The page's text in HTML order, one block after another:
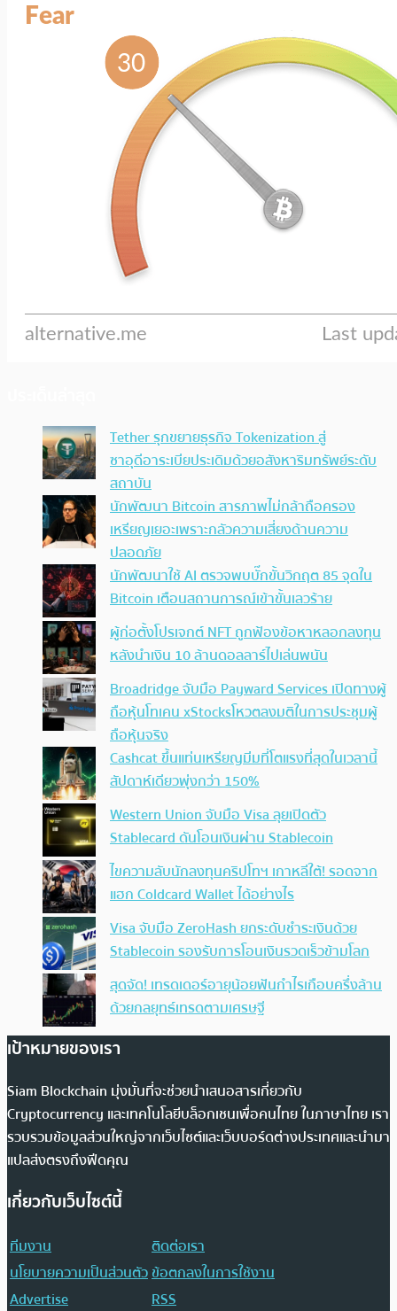
Tether รุกขยายธุรกิจ Tokenization สู่
ซาอุดีอาระเบียประเดิมด้วยอสังหาริมทรัพย์ระดับ
สถาบัน
นักพัฒนา Bitcoin สารภาพไม่กล้าถือครอง
เหรียญเยอะเพราะกลัวความเสี่ยงด้านความ
ปลอดภัย
นักพัฒนาใช้ AI ตรวจพบบั๊กขั้นวิกฤต 85 จุดใน
Bitcoin เตือนสถานการณ์เข้าขั้นเลวร้าย
ผู้ก่อตั้งโปรเจกต์ NFT ถูกฟ้องข้อหาหลอกลงทุน
หลังนำเงิน 10 ล้านดอลลาร์ไปเล่นพนัน
Broadridge จับมือ Payward Services เปิดทางผู้
ถือหุ้นโทเคน xStocksโหวตลงมติในการประชุมผู้
ถือหุ้นจริง
Cashcat ขึ้นแท่นเหรียญมีมที่โตแรงที่สุดในเวลานี้
สัปดาห์เดียวพุ่งกว่า 150%
Western Union จับมือ Visa ลุยเปิดตัว
Stablecard ดันโอนเงินผ่าน Stablecoin
ไขความลับนักลงทุนคริปโทฯ เกาหลีใต้! รอดจาก
แฮก Coldcard Wallet ได้อย่างไร
Visa จับมือ ZeroHash ยกระดับชำระเงินด้วย
Stablecoin รองรับการโอนเงินรวดเร็วข้ามโลก
สุดจัด! เทรดเดอร์อายุน้อยฟันกำไรเกือบครึ่งล้าน
ด้วยกลยุทธ์เทรดตามเศรษฐี
เป้าหมายของเรา
Siam Blockchain มุ่งมั่นที่จะช่วยนำเสนอสารเกี่ยวกับ
Cryptocurrency และเทคโนโลยีบล็อกเชนเพื่อคนไทย ในภาษาไทย เรา
รวบรวมข้อมูลส่วนใหญ่จากเว็บไซต์และเว็บบอร์ดต่างประเทศและนำมา
แปลส่งตรงถึงฟีดคุณ
เกี่ยวกับเว็บไซต์นี้
ทีมงาน
ติดต่อเรา
นโยบายความเป็นส่วนตัวข้อตกลงในการใช้งาน
Advertise
RSS